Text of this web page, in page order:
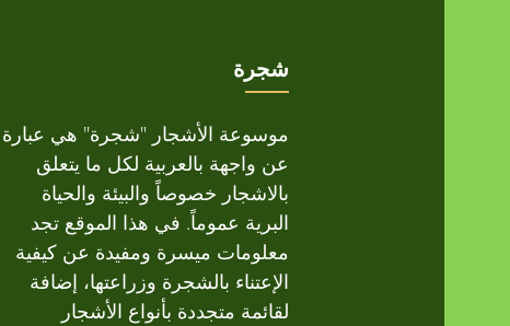
شجرة
موسوعة الأشجار "شجرة" هي عبارة
عن واجهة بالعربية لكل ما يتعلق
بالاشجار خصوصاً والبيئة والحياة
البرية عموماً. في هذا الموقع تجد
معلومات ميسرة ومفيدة عن كيفية
الإعتناء بالشجرة وزراعتها، إضافة
لقائمة متجددة بأنواع الأشجار